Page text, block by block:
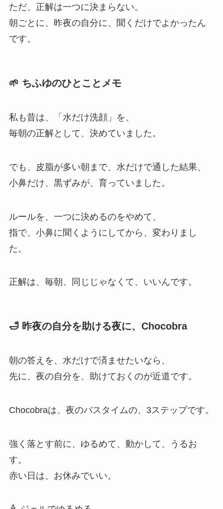
ただ、正解は一つに決まらない。
朝ごとに、昨夜の自分に、聞くだけでよかったん
です。
🌱 ちふゆのひとことメモ
私も昔は、「水だけ洗顔」を、
毎朝の正解として、決めていました。
でも、皮脂が多い朝まで、水だけで通した結果、
小鼻だけ、黒ずみが、育っていました。
ルールを、一つに決めるのをやめて、
指で、小鼻に聞くようにしてから、変わりまし
た。
正解は、毎朝、同じじゃなくて、いいんです。
🛁 昨夜の自分を助ける夜に、Chocobra
朝の答えを、水だけで済ませたいなら、
先に、夜の自分を、助けておくのが近道です。
Chocobraは、夜のバスタイムの、3ステップです。
強く落とす前に、ゆるめて、動かして、うるお
す。
赤い日は、お休みでいい。